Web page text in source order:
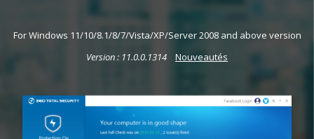
For Windows 11/10/8.1/8/7/Vista/XP/Server 2008 and above version
Version: 11.0.0.1314 Nouveautés